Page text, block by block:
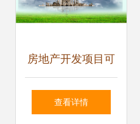
房地产开发项目可
行性研究 决策基石
查看详情